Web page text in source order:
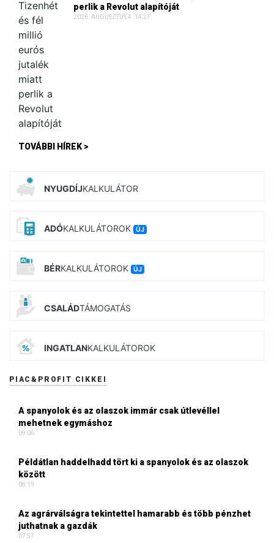
perlik a Revolut alapítóját
2026. AUGUSZTUS 4. 14:27
TOVÁBBI HÍREK >
NYUGDÍJKALKULÁTOR
ADÓKALKULÁTOROK ÚJ
BÉRKALKULÁTOROK ÚJ
CSALÁDTÁMOGATÁS
INGATLANKALKULÁTOROK
PIAC&PROFIT CIKKEI
A spanyolok és az olaszok immár csak útlevéllel
mehetnek egymáshoz
09:06
Példátlan haddelhadd tört ki a spanyolok és az olaszok
között
08:19
Az agrárválságra tekintettel hamarabb és több pénzhet
juthatnak a gazdák
07:57